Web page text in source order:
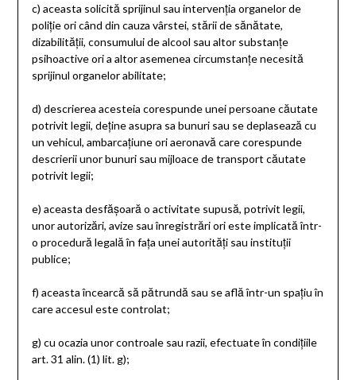
c) aceasta solicită sprijinul sau intervenția organelor de
poliție ori când din cauza vârstei, stării de sănătate,
dizabilității, consumului de alcool sau altor substanțe
psihoactive ori a altor asemenea circumstanțe necesită
sprijinul organelor abilitate;
d) descrierea acesteia corespunde unei persoane căutate
potrivit legii, deține asupra sa bunuri sau se deplasează cu
un vehicul, ambarcațiune ori aeronavă care corespunde
descrierii unor bunuri sau mijloace de transport căutate
potrivit legii;
e) aceasta desfășoară o activitate supusă, potrivit legii,
unor autorizări, avize sau înregistrări ori este implicată într-
o procedură legală în fața unei autorități sau instituții
publice;
f) aceasta încearcă să pătrundă sau se află într-un spațiu în
care accesul este controlat;
g) cu ocazia unor controale sau razii, efectuate în condițiile
art. 31 alin. (1) lit. g);